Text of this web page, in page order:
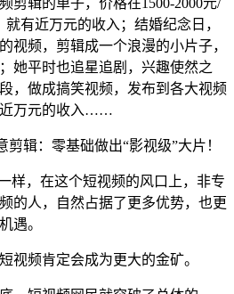
有近万元的收入；结婚纪念日，
视频，剪辑成一个浪漫的小片子，
她平时也追星追剧，兴趣使然之
，做成搞笑视频，发布到各大视频
近万元的收入……
样，在这个短视频的风口上，非专
的人，自然占据了更多优势，也更
遇。
视频肯定会成为更大的金矿。